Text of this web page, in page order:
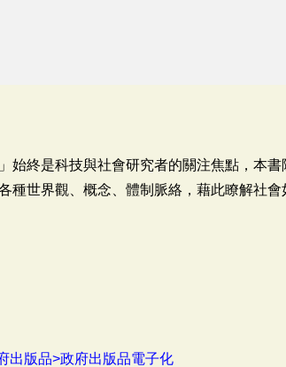
始終是科技與社會研究者的關注焦點，本
種世界觀、概念、體制脈絡，藉此瞭解社會
出版品>政府出版品電子化